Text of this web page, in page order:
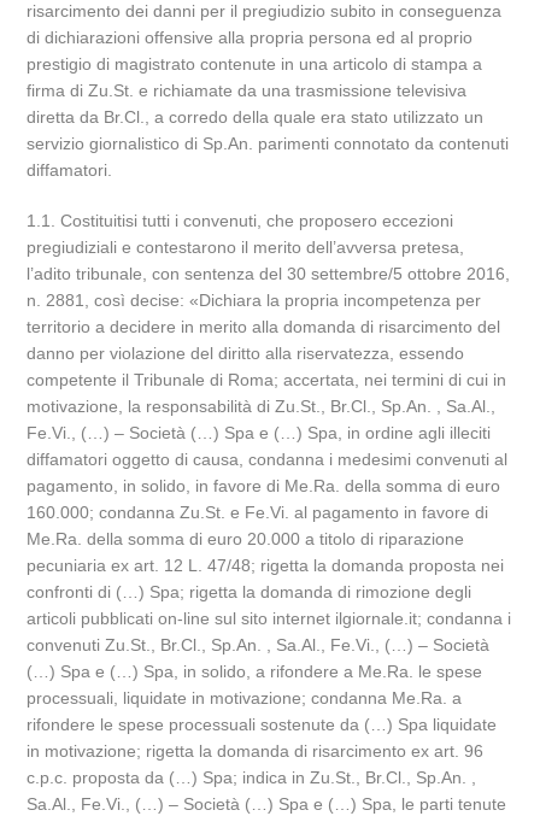
risarcimento dei danni per il pregiudizio subito in conseguenza
di dichiarazioni offensive alla propria persona ed al proprio
prestigio di magistrato contenute in una articolo di stampa a
firma di Zu.St. e richiamate da una trasmissione televisiva
diretta da Br.Cl., a corredo della quale era stato utilizzato un
servizio giornalistico di Sp.An. parimenti connotato da contenuti
diffamatori.
1.1. Costituitisi tutti i convenuti, che proposero eccezioni
pregiudiziali e contestarono il merito dell’avversa pretesa,
l’adito tribunale, con sentenza del 30 settembre/5 ottobre 2016,
n. 2881, così decise: «Dichiara la propria incompetenza per
territorio a decidere in merito alla domanda di risarcimento del
danno per violazione del diritto alla riservatezza, essendo
competente il Tribunale di Roma; accertata, nei termini di cui in
motivazione, la responsabilità di Zu.St., Br.Cl., Sp.An. , Sa.Al.,
Fe.Vi., (…) – Società (…) Spa e (…) Spa, in ordine agli illeciti
diffamatori oggetto di causa, condanna i medesimi convenuti al
pagamento, in solido, in favore di Me.Ra. della somma di euro
160.000; condanna Zu.St. e Fe.Vi. al pagamento in favore di
Me.Ra. della somma di euro 20.000 a titolo di riparazione
pecuniaria ex art. 12 L. 47/48; rigetta la domanda proposta nei
confronti di (…) Spa; rigetta la domanda di rimozione degli
articoli pubblicati on-line sul sito internet ilgiornale.it; condanna i
convenuti Zu.St., Br.Cl., Sp.An. , Sa.Al., Fe.Vi., (…) – Società
(…) Spa e (…) Spa, in solido, a rifondere a Me.Ra. le spese
processuali, liquidate in motivazione; condanna Me.Ra. a
rifondere le spese processuali sostenute da (…) Spa liquidate
in motivazione; rigetta la domanda di risarcimento ex art. 96
c.p.c. proposta da (…) Spa; indica in Zu.St., Br.Cl., Sp.An. ,
Sa.Al., Fe.Vi., (…) – Società (…) Spa e (…) Spa, le parti tenute